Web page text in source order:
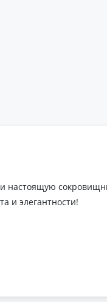
настоящую
и элегантности!